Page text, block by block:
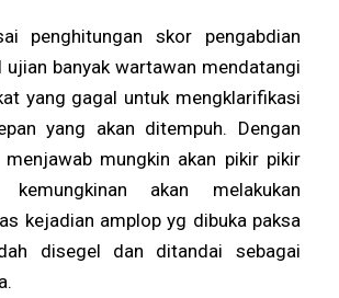
penghitungan skor pengabdian
ujian banyak wartawan mendatangi
yang gagal untuk mengklarifikasi
yang akan ditempuh. Dengan
mungkin akan pikir pikir
akan melakukan
kejadian amplop yg dibuka paksa
disegel dan ditandai sebagai